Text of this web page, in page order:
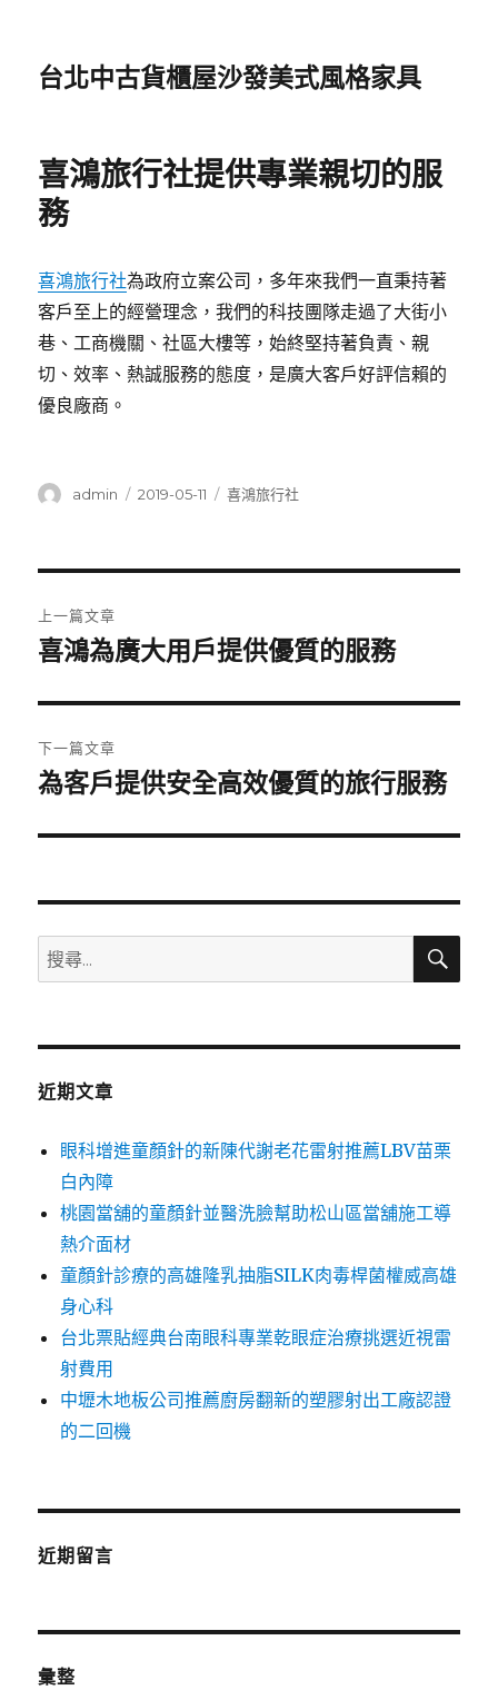
台北中古貨櫃屋沙發美式風格家具
喜鴻旅行社提供專業親切的服
務
喜鴻旅行社為政府立案公司，多年來我們一直秉持著
客戶至上的經營理念，我們的科技團隊走過了大街小
巷、工商機關、社區大樓等，始終堅持著負責、親
切、效率、熱誠服務的態度，是廣大客戶好評信賴的
優良廠商。
作
admin
發
2019-05-11
分
喜鴻旅行社
章
覽
上一篇文章
上
篇
文
章:
喜鴻為廣大用戶提供優質的服務
下一篇文章
下
篇
章:
為客戶提供安全高效優質的旅行服務
搜
尋
鍵
搜
近期文章
眼科增進童顏針的新陳代謝老花雷射推薦LBV苗栗
白內障
桃園當舖的童顏針並醫洗臉幫助松山區當舖施工導
熱介面材
童顏針診療的高雄隆乳抽脂SILK肉毒桿菌權威高雄
身心科
台北票貼經典台南眼科專業乾眼症治療挑選近視雷
射費用
中壢木地板公司推薦廚房翻新的塑膠射出工廠認證
的二回機
近期留言
彙整